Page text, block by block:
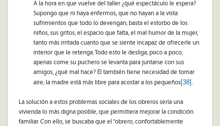
A la hora en que vuelve del taller ¿qué espectáculo le espera?
Supongo que ni haya enfermos, que no hayan a la vista
sufrimientos que todo lo devengan; basta el estorbo de los
niños, sus gritos, el espacio que falta, el mal humor de la mujer,
tanto más irritada cuanto que se siente incapaz de ofrecerle un
interior que le retenga. Todo esto le desliga, poco a poco,
apenas come su puchero se levanta para juntarse con sus
amigos, ¿qué mal hace? Él también tiene necesidad de tomar
aire; la madre está más libre para acostar a los pequeños[38].
La solución a estos problemas sociales de los obreros sería una
vivienda lo más digna posible, que permitiera mejorar la condición
familiar. Con ello, se buscaba que el “obrero, confortablemente